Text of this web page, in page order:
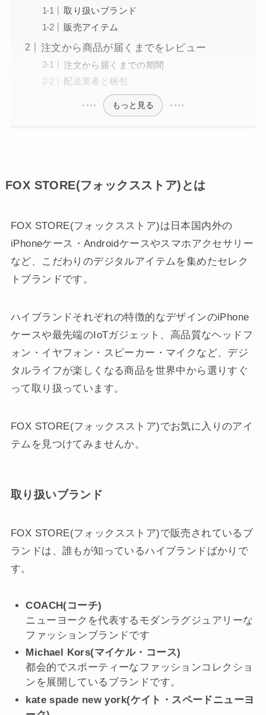
取り扱いブランド
販売アイテム
注文から商品が届くまでをレビュー
注文から届くまでの期間
配送業者と梱包
もっと見る
FOX STORE(フォックスストア)とは
FOX STORE(フォックスストア)は日本国内外の
iPhoneケース・Androidケースやスマホアクセサリー
など、こだわりのデジタルアイテムを集めたセレク
トブランドです。
ハイブランドそれぞれの特徴的なデザインのiPhone
ケースや最先端のIoTガジェット、高品質なヘッドフ
ォン・イヤフォン・スピーカー・マイクなど、デジ
タルライフが楽しくなる商品を世界中から選りすぐ
って取り扱っています。
FOX STORE(フォックスストア)でお気に入りのアイ
テムを見つけてみませんか。
取り扱いブランド
FOX STORE(フォックスストア)で販売されているブ
ランドは、誰もが知っているハイブランドばかりで
す。
COACH(コーチ)
ニューヨークを代表するモダンラグジュアリーな
ファッションブランドです
Michael Kors(マイケル・コース)
都会的でスポーティーなファッションコレクショ
ンを展開しているブランドです。
kate spade new york(ケイト・スペードニューヨ